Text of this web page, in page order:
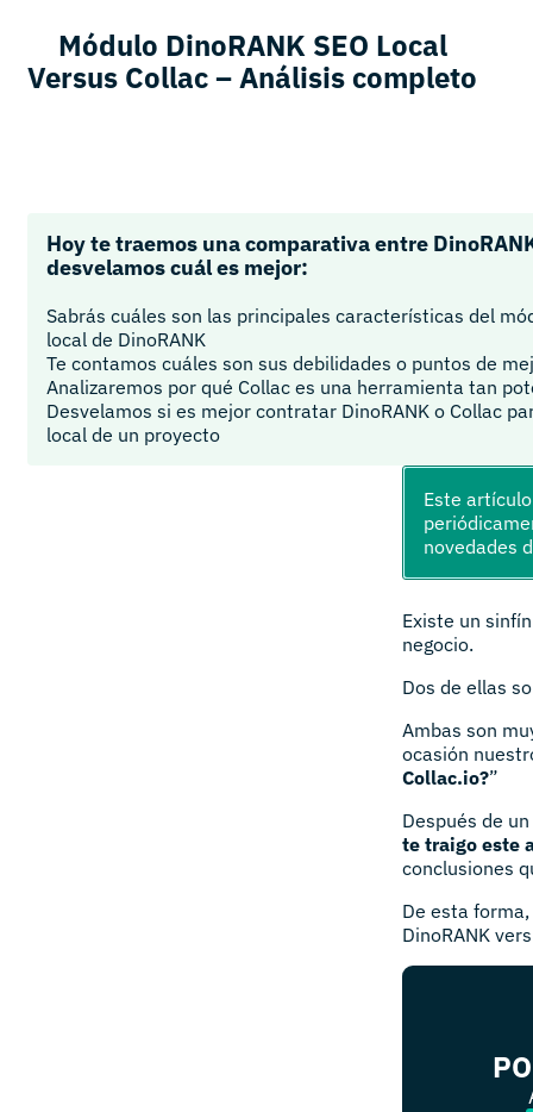
Módulo DinoRANK SEO Local
Versus Collac – Análisis completo
Hoy te traemos una comparativa entre
desvelamos cuál es mejor:
Sabrás cuáles son las principales características del
local de DinoRANK
Te contamos cuáles son sus debilidades o puntos de
Analizaremos por qué Collac es una herramienta tan
Desvelamos si es mejor contratar DinoRANK o Collac
local de un proyecto
Este
novedades
Existe un
negocio.
Dos de ellas
Ambas son
ocasión
Collac.io?”
Después de
te traigo este
conclusiones
De esta
DinoRANK